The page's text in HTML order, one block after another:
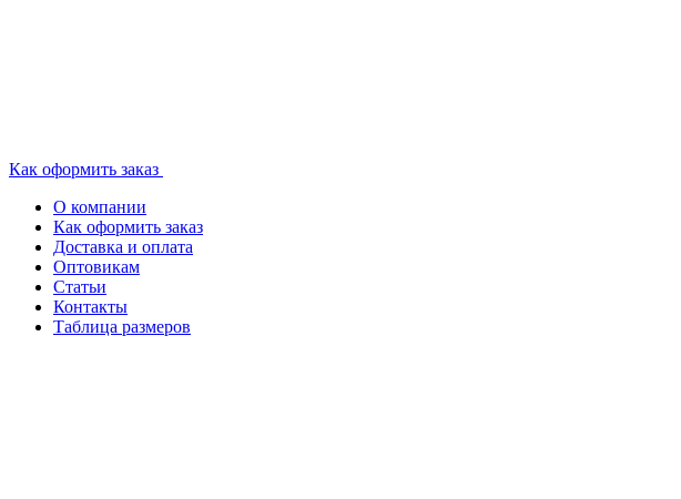
Как оформить заказ
О компании
Как оформить заказ
Доставка и оплата
Оптовикам
Статьи
Контакты
Таблица размеров